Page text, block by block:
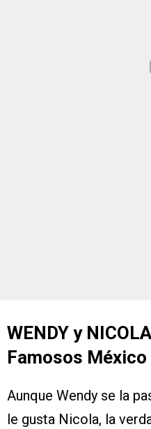
WENDY y
Famosos México
Aunque Wendy se la
le gusta Nicola, la